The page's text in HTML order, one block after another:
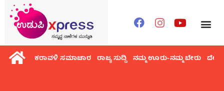
ಕರಾವಳಿ ಸಮಾಚಾರ ರಾಜ್ಯ ಸುದ್ದಿ ನಮ್ಮ ಊರು-ನಮ್ಮ ಬೇರು ದೇಶ